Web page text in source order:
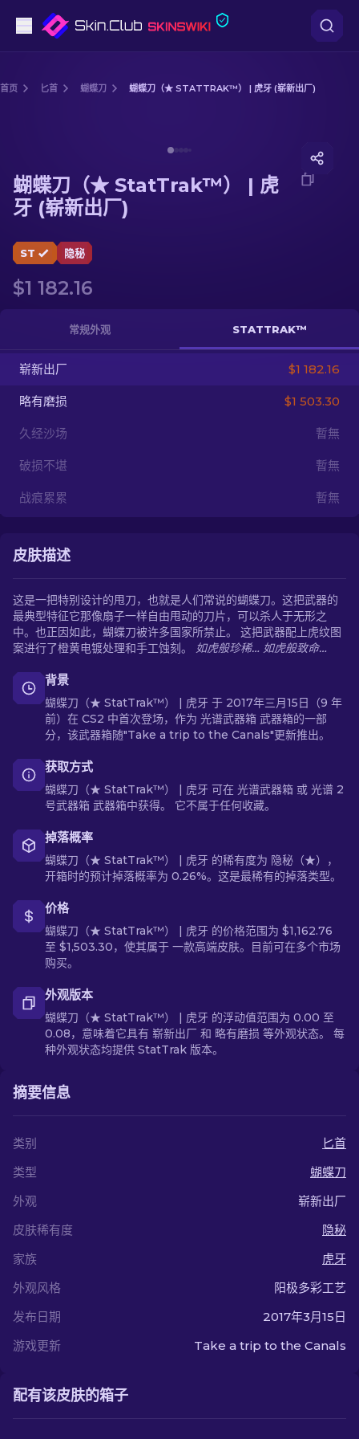
狙击步枪
手套
ZH-CN
首页 匕首 蝴蝶刀 蝴蝶刀（★ STATTRAK™） | 虎牙 (崭新出厂)
蝴蝶刀（★ StatTrak™） | 虎
牙 (崭新出厂)
ST 隐秘
$1 182.16
常规外观 STATTRAK™
崭新出厂 $1 182.16
略有磨损 $1 503.30
久经沙场 暫無
破损不堪 暫無
战痕累累 暫無
皮肤描述
这是一把特别设计的甩刀，也就是人们常说的蝴蝶刀。这把武器的
最典型特征它那像扇子一样自由甩动的刀片，可以杀人于无形之
中。也正因如此，蝴蝶刀被许多国家所禁止。 这把武器配上虎纹图
案进行了橙黄电镀处理和手工蚀刻。 如虎般珍稀… 如虎般致命…
背景
蝴蝶刀（★ StatTrak™） | 虎牙 于 2017年三月15日（9 年
前）在 CS2 中首次登场，作为 光谱武器箱 武器箱的一部
分，该武器箱随"Take a trip to the Canals"更新推出。
获取方式
蝴蝶刀（★ StatTrak™） | 虎牙 可在 光谱武器箱 或 光谱 2
号武器箱 武器箱中获得。 它不属于任何收藏。
掉落概率
蝴蝶刀（★ StatTrak™） | 虎牙 的稀有度为 隐秘（★），
开箱时的预计掉落概率为 0.26%。这是最稀有的掉落类型。
价格
蝴蝶刀（★ StatTrak™） | 虎牙 的价格范围为 $1,162.76
至 $1,503.30，使其属于 一款高端皮肤。目前可在多个市场
购买。
外观版本
蝴蝶刀（★ StatTrak™） | 虎牙 的浮动值范围为 0.00 至
0.08，意味着它具有 崭新出厂 和 略有磨损 等外观状态。 每
种外观状态均提供 StatTrak 版本。
摘要信息
类别
匕首
类型
蝴蝶刀
外观
崭新出厂
皮肤稀有度
隐秘
家族
虎牙
外观风格
阳极多彩工艺
发布日期
2017年3月15日
游戏更新
Take a trip to the Canals
配有该皮肤的箱子